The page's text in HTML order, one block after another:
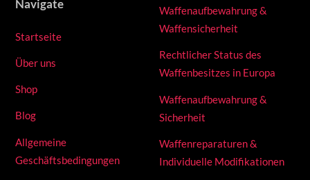
Navigate
Startseite
Über uns
Shop
Blog
Allgemeine
Geschäftsbedingungen
Waffenaufbewahrung &
Waffensicherheit
Rechtlicher Status des
Waffenbesitzes in Europa
Waffenaufbewahrung &
Sicherheit
Waffenreparaturen &
Individuelle Modifikationen